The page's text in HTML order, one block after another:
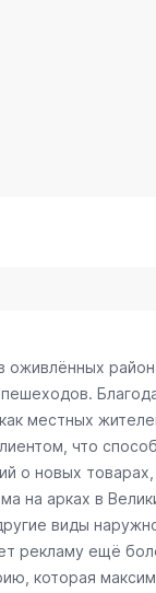
оживлённых
местных
что
новых
на арках в
виды
рекламу ещё
которая